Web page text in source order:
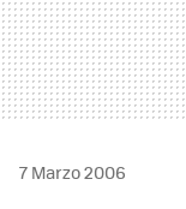
7 Marzo 2006